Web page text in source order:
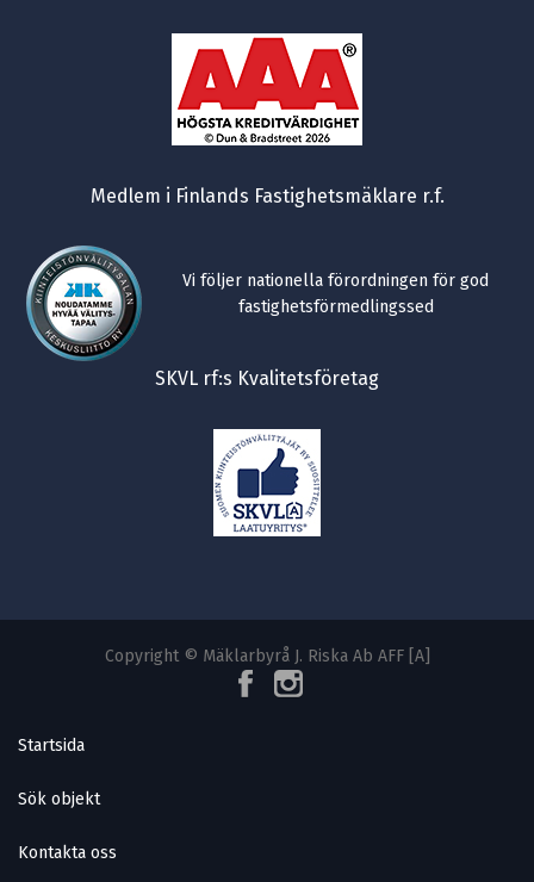
Medlem i Finlands Fastighetsmäklare r.f.
Vi följer nationella förordningen för god
fastighetsförmedlingssed
SKVL rf:s Kvalitetsföretag
Copyright © Mäklarbyrå J. Riska Ab AFF [A]
Startsida
Sök objekt
Kontakta oss